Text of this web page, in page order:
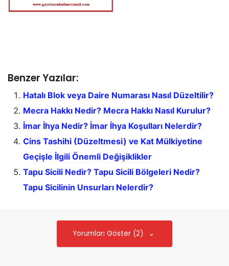
Benzer Yazılar:
Hatalı Blok veya Daire Numarası Nasıl Düzeltilir?
Mecra Hakkı Nedir? Mecra Hakkı Nasıl Kurulur?
İmar İhya Nedir? İmar İhya Koşulları Nelerdir?
Cins Tashihi (Düzeltmesi) ve Kat Mülkiyetine
Geçişle İlgili Önemli Değişiklikler
Tapu Sicili Nedir? Tapu Sicili Bölgeleri Nedir?
Tapu Sicilinin Unsurları Nelerdir?
Yorumları Göster (2)